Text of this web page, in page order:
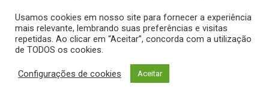
Como se calcula el aguinaldo
Aguinaldo por Ley
Aguinaldo
Como se calcula la prima vacacional
Primas vacacionales
Promociones telcel recargas
Paquetes amigo sin limite
Mi telcel paquetes
Recarga telcel en linea
Walmart facturacion
Costco facturacion
Sat facturas
Usamos cookies em nosso site para fornecer a experiência
mais relevante, lembrando suas preferências e visitas
repetidas. Ao clicar em “Aceitar”, concorda com a utilização
de TODOS os cookies.
Configurações de cookies Aceitar